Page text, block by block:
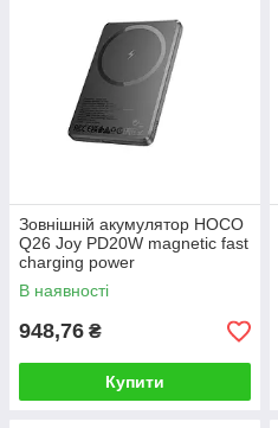
Зовнішній акумулятор HOCO
Q26 Joy PD20W magnetic fast
charging power
bank(5000mAh) metal gray
В наявності
948,76 ₴
Купити